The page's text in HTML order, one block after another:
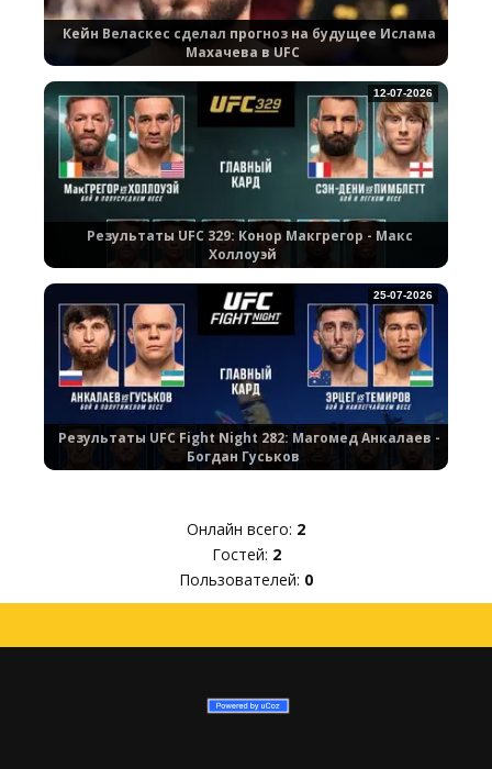
Кейн Веласкес сделал прогноз на будущее Ислама
Махачева в UFC
Результаты UFC 329: Конор Макгрегор - Макс
Холлоуэй
12-07-2026
Результаты UFC Fight Night 282: Магомед Анкалаев -
Богдан Гуськов
25-07-2026
Онлайн всего: 2
Гостей: 2
Пользователей: 0